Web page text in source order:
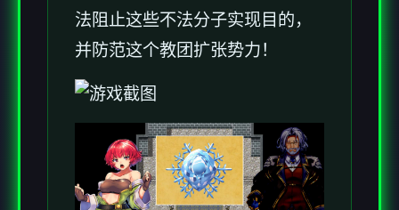
法阻止这些不法分子实现目的，
并防范这个教团扩张势力！